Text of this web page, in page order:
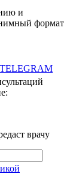
и
формат
врачу